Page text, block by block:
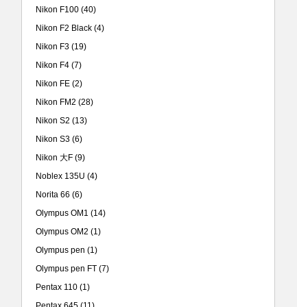
Nikon F100 (40)
Nikon F2 Black (4)
Nikon F3 (19)
Nikon F4 (7)
Nikon FE (2)
Nikon FM2 (28)
Nikon S2 (13)
Nikon S3 (6)
Nikon 大F (9)
Noblex 135U (4)
Norita 66 (6)
Olympus OM1 (14)
Olympus OM2 (1)
Olympus pen (1)
Olympus pen FT (7)
Pentax 110 (1)